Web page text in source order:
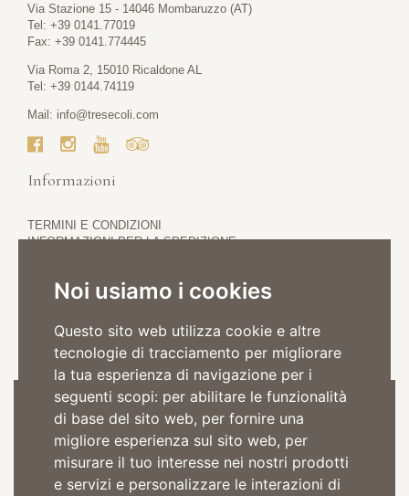
Noi usiamo i cookies
Questo sito web utilizza cookie e altre
tecnologie di tracciamento per migliorare
la tua esperienza di navigazione per i
seguenti scopi: per abilitare le funzionalità
di base del sito web, per fornire una
migliore esperienza sul sito web, per
misurare il tuo interesse nei nostri prodotti
e servizi e personalizzare le interazioni di
Via Stazione 15 - 14046 Mombaruzzo (AT)
Tel: +39 0141.77019
Fax: +39 0141.774445
Via Roma 2, 15010 Ricaldone AL
Tel: +39 0144.74119
Mail: info@tresecoli.com
Informazioni
TERMINI E CONDIZIONI
INFORMAZIONI PER LA SPEDIZIONE
Iscriviti alla Newsletter